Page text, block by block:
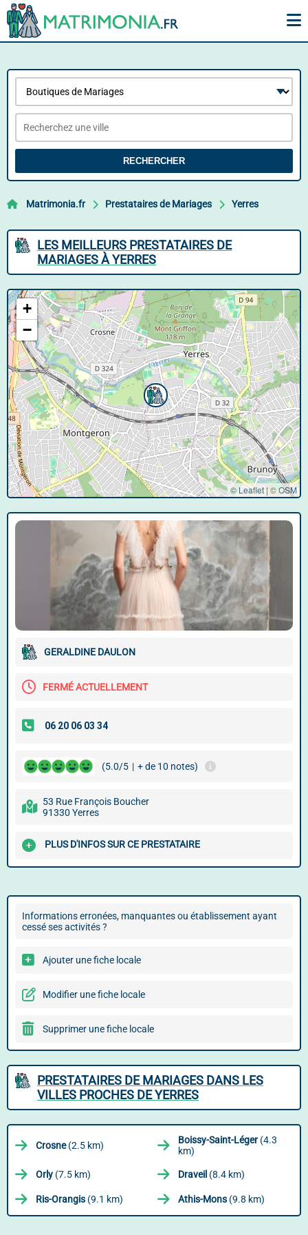
RECHERCHER
Matrimonia.fr Prestataires de Mariages Yerres
LES MEILLEURS PRESTATAIRES DE
MARIAGES À YERRES
+
−
© Leaflet|©OSM
GERALDINE DAULON
FERMÉ ACTUELLEMENT
(5.0/5 | + de 10 notes)
53 Rue François Boucher
91330 Yerres
PLUS D'INFOS SUR CE PRESTATAIRE
Informations erronées, manquantes ou établissement ayant
cessé ses activités ?
Ajouter une fiche locale
Modifier une fiche locale
Supprimer une fiche locale
PRESTATAIRES DE MARIAGES DANS LES
VILLES PROCHES DE YERRES
Crosne(2.5 km) Boissy-Saint-Léger(4.3
km)
Orly (7.5 km) Draveil (8.4 km)
Ris-Orangis (9.1 km) Athis-Mons (9.8 km)